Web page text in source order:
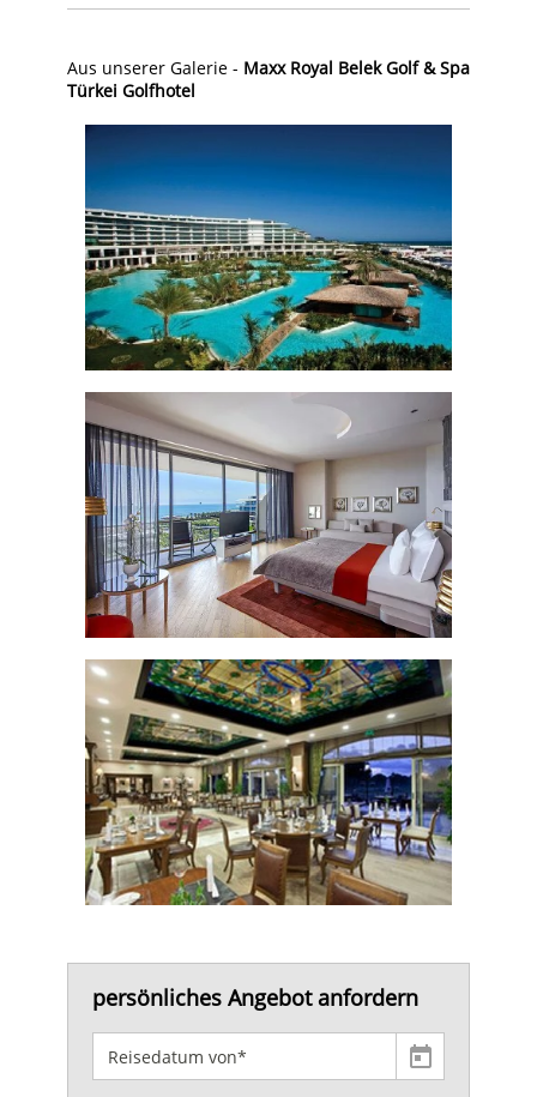
Aus unserer Galerie - Maxx Royal Belek Golf & Spa
Türkei Golfhotel
persönliches Angebot anfordern